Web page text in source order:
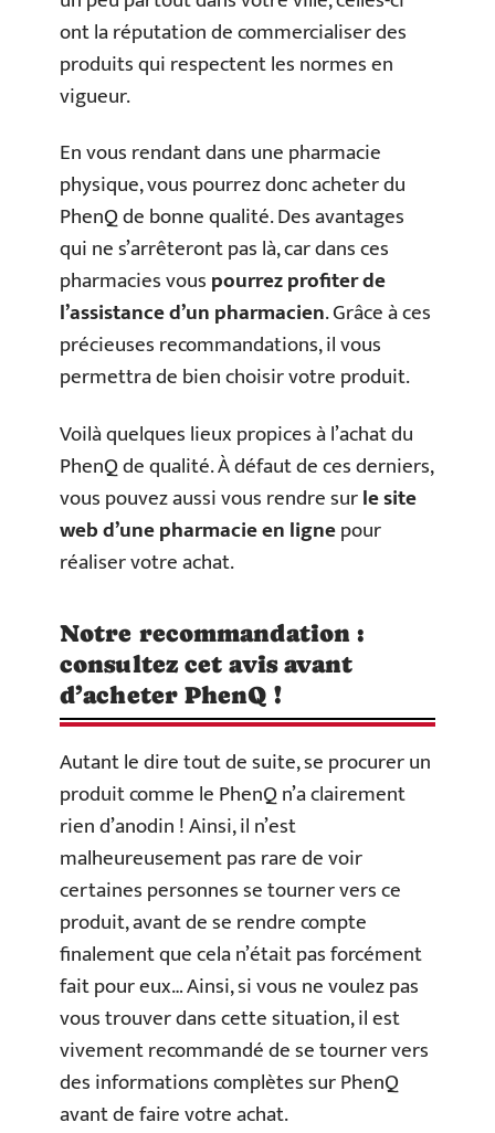
ont la réputation de commercialiser des
produits qui respectent les normes en
vigueur.
En vous rendant dans une pharmacie
physique, vous pourrez donc acheter du
PhenQ de bonne qualité. Des avantages
qui ne s’arrêteront pas là, car dans ces
pharmacies vouspourrez profiter de
l’assistance d’un pharmacien. Grâce à ces
précieuses recommandations, il vous
permettra de bien choisir votre produit.
Voilà quelques lieux propices à l’achat du
PhenQ de qualité. À défaut de ces derniers,
vous pouvez aussi vous rendre surle site
web d’une pharmacie en lignepour
réaliser votre achat.
Notre recommandation :
consultez cet avis avant
d’acheter PhenQ !
Autant le dire tout de suite, se procurer un
produit comme le PhenQ n’a clairement
rien d’anodin ! Ainsi, il n’est
malheureusement pas rare de voir
certaines personnes se tourner vers ce
produit, avant de se rendre compte
finalement que cela n’était pas forcément
fait pour eux… Ainsi, si vous ne voulez pas
vous trouver dans cette situation, il est
vivement recommandé de se tourner vers
des informations complètes sur PhenQ
avant de faire votre achat.